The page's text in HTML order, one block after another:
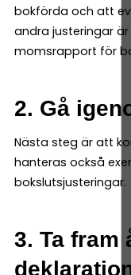
bokförda och att
andra justeringar
momsrapport för
2. Gå
Nästa steg är att
hanteras också
bokslutsjusteringar.
3. Ta fram